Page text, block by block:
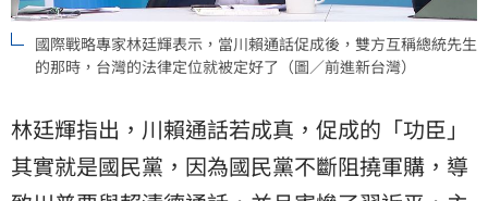
國際戰略專家林廷輝表示，當川賴通話促成後，雙方互稱總統先生
的那時，台灣的法律定位就被定好了（圖／前進新台灣）
林廷輝指出，川賴通話若成真，促成的「功臣」
其實就是國民黨，因為國民黨不斷阻撓軍購，導